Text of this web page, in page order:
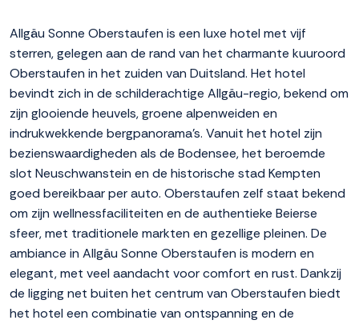
Allgäu Sonne Oberstaufen is een luxe hotel met vijf
sterren, gelegen aan de rand van het charmante kuuroord
Oberstaufen in het zuiden van Duitsland. Het hotel
bevindt zich in de schilderachtige Allgäu-regio, bekend om
zijn glooiende heuvels, groene alpenweiden en
indrukwekkende bergpanorama's. Vanuit het hotel zijn
bezienswaardigheden als de Bodensee, het beroemde
slot Neuschwanstein en de historische stad Kempten
goed bereikbaar per auto. Oberstaufen zelf staat bekend
om zijn wellnessfaciliteiten en de authentieke Beierse
sfeer, met traditionele markten en gezellige pleinen. De
ambiance in Allgäu Sonne Oberstaufen is modern en
elegant, met veel aandacht voor comfort en rust. Dankzij
de ligging net buiten het centrum van Oberstaufen biedt
het hotel een combinatie van ontspanning en de